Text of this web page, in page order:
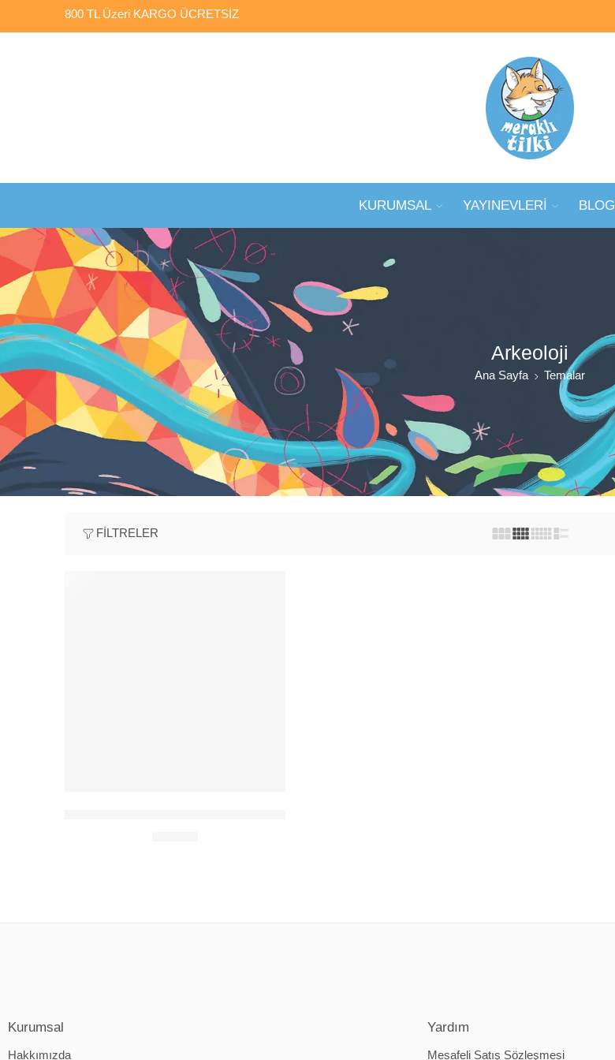
800 TL Üzeri KARGO ÜCRETSİZ
KURUMSAL YAYINEVLERİ BLOG
Arkeoloji
Ana Sayfa Temalar
FILTRELER
Kurumsal
Hakkımızda
Yardım
Mesafeli Satış Sözleşmesi